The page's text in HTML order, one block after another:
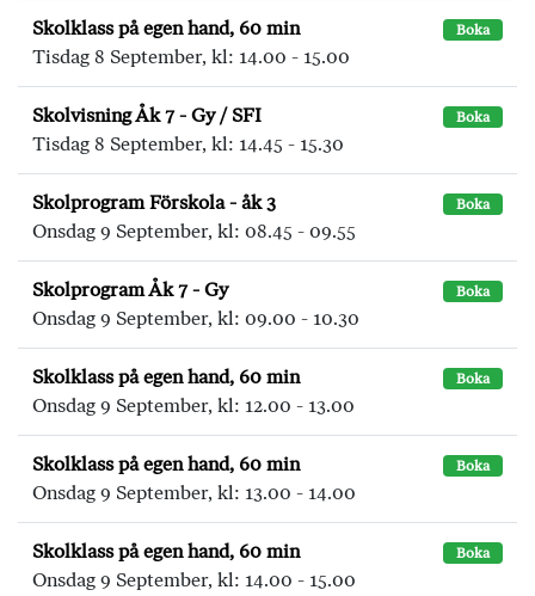
Skolklass på egen hand, 60 min Boka
Tisdag 8 September, kl: 14.00 - 15.00
Skolvisning Åk 7 - Gy / SFI Boka
Tisdag 8 September, kl: 14.45 - 15.30
Skolprogram Förskola - åk 3 Boka
Onsdag 9 September, kl: 08.45 - 09.55
Skolprogram Åk 7 - Gy Boka
Onsdag 9 September, kl: 09.00 - 10.30
Skolklass på egen hand, 60 min Boka
Onsdag 9 September, kl: 12.00 - 13.00
Skolklass på egen hand, 60 min Boka
Onsdag 9 September, kl: 13.00 - 14.00
Skolklass på egen hand, 60 min Boka
Onsdag 9 September, kl: 14.00 - 15.00